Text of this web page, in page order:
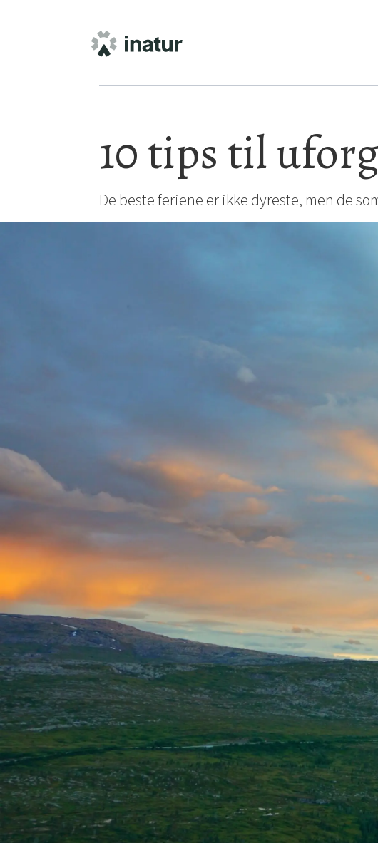
10 tips til
De beste feriene er ikke dyreste, men de